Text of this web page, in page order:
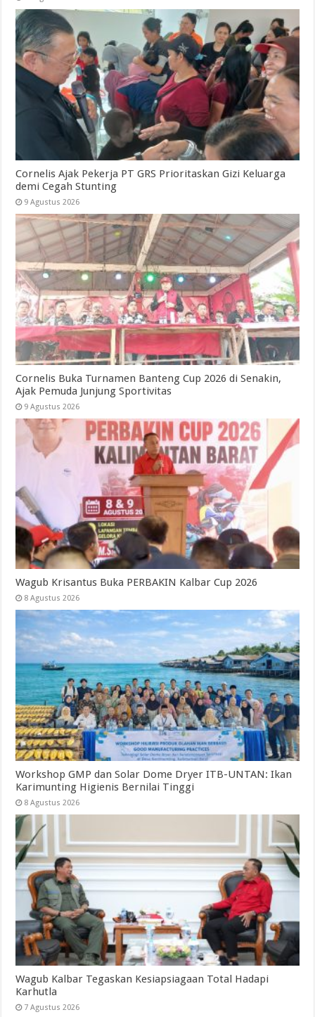
Cornelis Ajak Pekerja PT GRS Prioritaskan Gizi Keluarga
demi Cegah Stunting
9 Agustus 2026
Cornelis Buka Turnamen Banteng Cup 2026 di Senakin,
Ajak Pemuda Junjung Sportivitas
9 Agustus 2026
Wagub Krisantus Buka PERBAKIN Kalbar Cup 2026
8 Agustus 2026
Workshop GMP dan Solar Dome Dryer ITB-UNTAN: Ikan
Karimunting Higienis Bernilai Tinggi
8 Agustus 2026
Wagub Kalbar Tegaskan Kesiapsiagaan Total Hadapi
Karhutla
7 Agustus 2026